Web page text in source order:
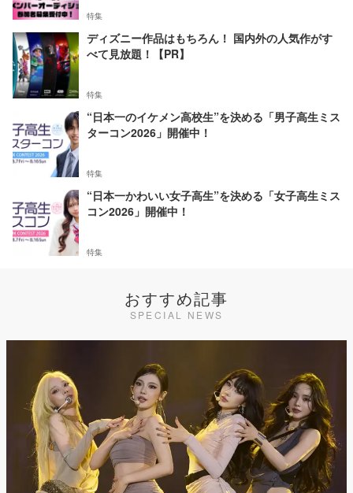
特集
ディズニー作品はもちろん！ 国内外の人気作がす
べて見放題！【PR】
特集
“日本一のイケメン高校生”を決める「男子高生ミス
ターコン2026」開催中！
特集
“日本一かわいい女子高生”を決める「女子高生ミス
コン2026」開催中！
特集
おすすめ記事
SPECIAL NEWS